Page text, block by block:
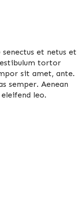
et netus et
tortor
sit amet, ante.
semper. Aenean
leo.